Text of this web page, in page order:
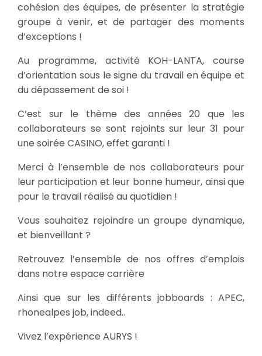
cohésion des équipes, de présenter la stratégie
groupe à venir, et de partager des moments
d’exceptions !
Au programme, activité KOH-LANTA, course
d’orientation sous le signe du travail en équipe et
du dépassement de soi !
C’est sur le thème des années 20 que les
collaborateurs se sont rejoints sur leur 31 pour
une soirée CASINO, effet garanti !
Merci à l’ensemble de nos collaborateurs pour
leur participation et leur bonne humeur, ainsi que
pour le travail réalisé au quotidien !
Vous souhaitez rejoindre un groupe dynamique,
et bienveillant ?
Retrouvez l’ensemble de nos offres d’emplois
dans notre espace carrière
Ainsi que sur les différents jobboards : APEC,
rhonealpes job, indeed..
Vivez l’expérience AURYS !